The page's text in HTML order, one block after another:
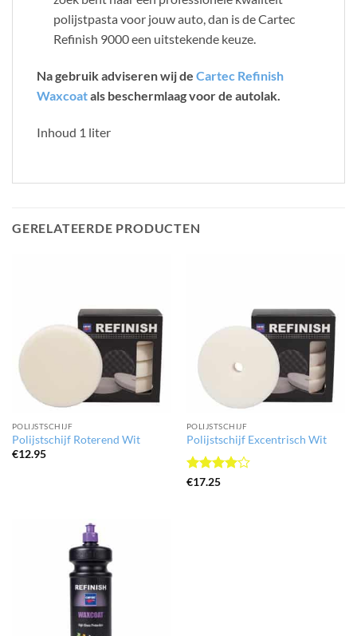
polijstpasta voor jouw auto, dan is de Cartec
Refinish 9000 een uitstekende keuze.
Na gebruik adviseren wij de Cartec Refinish
Waxcoatals beschermlaag voor de autolak.
Inhoud 1 liter
GERELATEERDE PRODUCTEN
POLIJSTSCHIJF
Polijstschijf Roterend Wit
€12.95
POLIJSTSCHIJF
Polijstschijf Excentrisch Wit
Gewaardeerd
€17.25